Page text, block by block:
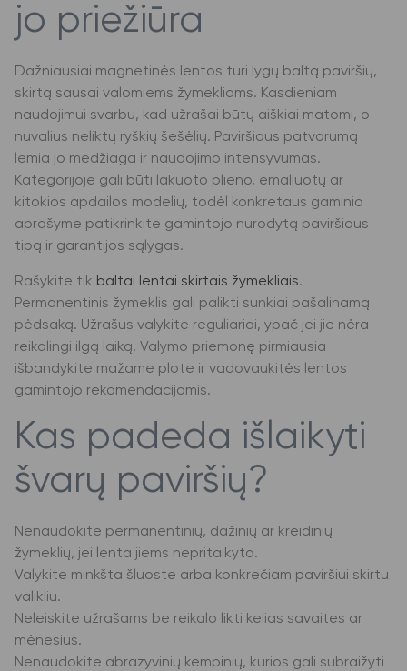
jo priežiūra
Dažniausiai magnetinės lentos turi lygų baltą paviršių,
skirtą sausai valomiems žymekliams. Kasdieniam
naudojimui svarbu, kad užrašai būtų aiškiai matomi, o
nuvalius neliktų ryškių šešėlių. Paviršiaus patvarumą
lemia jo medžiaga ir naudojimo intensyvumas.
Kategorijoje gali būti lakuoto plieno, emaliuotų ar
kitokios apdailos modelių, todėl konkretaus gaminio
aprašyme patikrinkite gamintojo nurodytą paviršiaus
tipą ir garantijos sąlygas.
Rašykite tik baltai lentai skirtais žymekliais.
Permanentinis žymeklis gali palikti sunkiai pašalinamą
pėdsaką. Užrašus valykite reguliariai, ypač jei jie nėra
reikalingi ilgą laiką. Valymo priemonę pirmiausia
išbandykite mažame plote ir vadovaukitės lentos
gamintojo rekomendacijomis.
Kas padeda išlaikyti
švarų paviršių?
Nenaudokite permanentinių, dažinių ar kreidinių
žymeklių, jei lenta jiems nepritaikyta.
Valykite minkšta šluoste arba konkrečiam paviršiui skirtu
valikliu.
Neleiskite užrašams be reikalo likti kelias savaites ar
mėnesius.
Nenaudokite abrazyvinių kempinių, kurios gali subraižyti